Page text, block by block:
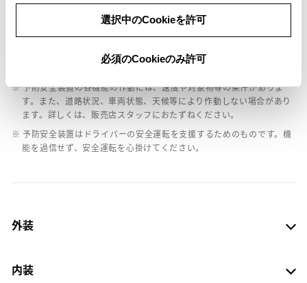
選択中のCookieを許可
必須のCookieのみ許可
※ グレードによって予防安全装置の設定が異なる場合があります。
※ グレードや予防安全装置の設定によって同じ車種でも安全運転サポー
ト車の区分が異なる場合があります。
※ 予防安全装置の各機能の作動には、速度や対象物等の条件がありま
す。また、道路状況、車両状態、天候等により作動しない場合があり
ます。詳しくは、販売店スタッフにおたずねください。
※ 予防安全装置はドライバーの安全運転を支援するためのものです。機
能を過信せず、安全運転を心掛けてください。
外装
内装